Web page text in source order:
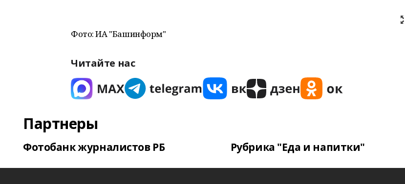
Фото: ИА "Башинформ"
Читайте нас
Партнеры
Фотобанк журналистов РБ Рубрика "Еда и напитки"